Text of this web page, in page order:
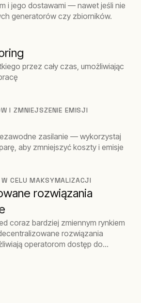
i jego dostawami — nawet jeśli nie
generatorów czy zbiorników.
przez cały czas, umożliwiając
I ZMNIEJSZENIE EMISJI
zasilanie — wykorzystaj
aby zmniejszyć koszty i emisje
CELU MAKSYMALIZACJI
rozwiązania
coraz bardziej zmiennym rynkiem
rozwiązania
operatorom dostęp do